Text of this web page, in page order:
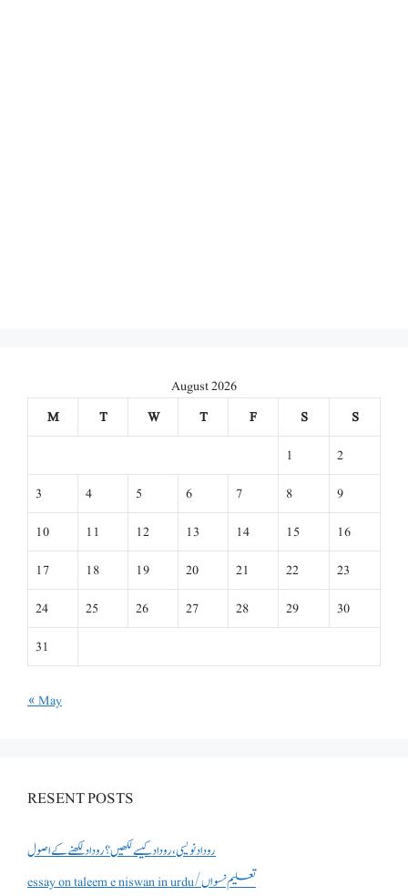
August 2026
M
T W T F S
S
1
2
3
4 5 6 7 8
9
10
11 12 13 14 15
16
17
18 19 20 21 22
23
24
25 26 27 28 29
30
31
« May
RESENT POSTS
روداد نویسی ،روداد کیسے لکھیں؟ روداد لکھنے کے اصول
essay on taleem e niswan in urdu/تعلیم نسواں